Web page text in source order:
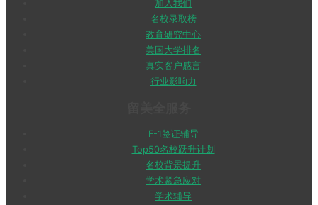
加入我们
名校录取榜
教育研究中心
美国大学排名
真实客户感言
行业影响力
F-1签证辅导
Top50名校跃升计划
名校背景提升
学术紧急应对
学术辅导